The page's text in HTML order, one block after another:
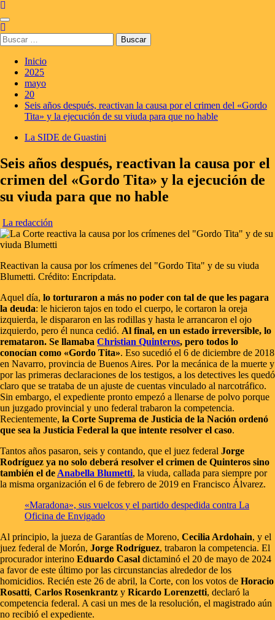
Saltar
al
contenido
Menú
principal
Buscar:
Inicio
2025
mayo
20
Seis años después, reactivan la causa por el crimen del «Gordo
Tita» y la ejecución de su viuda para que no hable
La SIDE de Guastini
Seis años después, reactivan la causa por el
crimen del «Gordo Tita» y la ejecución de
su viuda para que no hable
La redacción
Reactivan la causa por los crímenes del "Gordo Tita" y de su viuda
Blumetti. Crédito: Encripdata.
Aquel día, lo torturaron a más no poder con tal de que les pagara
la deuda: le hicieron tajos en todo el cuerpo, le cortaron la oreja
izquierda, le dispararon en las rodillas y hasta le arrancaron el ojo
izquierdo, pero él nunca cedió. Al final, en un estado irreversible, lo
remataron. Se llamaba Christian Quinteros, pero todos lo
conocían como «Gordo Tita». Eso sucedió el 6 de diciembre de 2018
en Navarro, provincia de Buenos Aires. Por la mecánica de la muerte y
por las primeras declaraciones de los testigos, a los detectives les quedó
claro que se trataba de un ajuste de cuentas vinculado al narcotráfico.
Sin embargo, el expediente pronto empezó a llenarse de polvo porque
un juzgado provincial y uno federal trabaron la competencia.
Recientemente, la Corte Suprema de Justicia de la Nación ordenó
que sea la Justicia Federal la que intente resolver el caso.
Tantos años pasaron, seis y contando, que el juez federal Jorge
Rodríguez ya no solo deberá resolver el crimen de Quinteros sino
también el de Anabella Blumetti, la viuda, callada para siempre por
la misma organización el 6 de febrero de 2019 en Francisco Álvarez.
«Maradona», sus vuelcos y el partido despedida contra La
Oficina de Envigado
Al principio, la jueza de Garantías de Moreno, Cecilia Ardohain, y el
juez federal de Morón, Jorge Rodríguez, trabaron la competencia. El
procurador interino Eduardo Casal dictaminó el 20 de mayo de 2024
a favor de este último por las circunstancias alrededor de los
homicidios. Recién este 26 de abril, la Corte, con los votos de Horacio
Rosatti, Carlos Rosenkrantz y Ricardo Lorenzetti, declaró la
competencia federal. A casi un mes de la resolución, el magistrado aún
no recibió el expediente.